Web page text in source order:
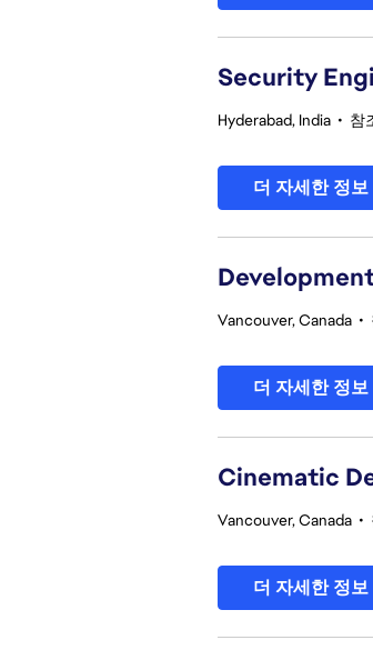
Security
Hyderabad, India • 참
더 자세한 정보
Vancouver, Canada •
더 자세한 정보
Cinematic
Vancouver, Canada •
더 자세한 정보